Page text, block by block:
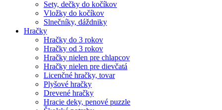
Sety, dečky do kočíkov
Vložky do kočíkov
Slnečníky, dáždniky
Hračky
Hračky do 3 rokov
Hračky od 3 rokov
Hračky nielen pre chlapcov
Hračky nielen pre dievčatá
Licenčné hračky, tovar
Plyšové hračky
Drevené hračky
Hracie deky, penové puzzle